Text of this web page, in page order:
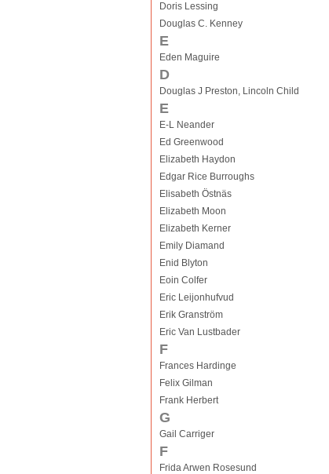
Doris Lessing
Douglas C. Kenney
E
Eden Maguire
D
Douglas J Preston, Lincoln Child
E
E-L Neander
Ed Greenwood
Elizabeth Haydon
Edgar Rice Burroughs
Elisabeth Östnäs
Elizabeth Moon
Elizabeth Kerner
Emily Diamand
Enid Blyton
Eoin Colfer
Eric Leijonhufvud
Erik Granström
Eric Van Lustbader
F
Frances Hardinge
Felix Gilman
Frank Herbert
G
Gail Carriger
F
Frida Arwen Rosesund